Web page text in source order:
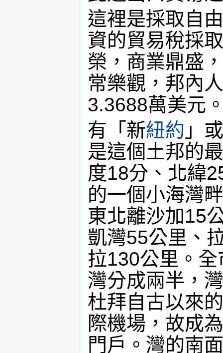
這裡是採取自
資的貿易稅採
榮，商業鼎盛
常樂觀，邦內
3.3688萬美元
有「新紐約 」
是這個土邦的
度18分、北緯
的一個小海灣
東北離沙加15
凱灣55公里、
拉130公里。
灣分成兩半，
杜拜自古以來
際機場，故成
門戶。灣的南